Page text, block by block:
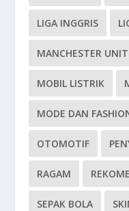
LIGA INGGRIS
MANCHESTER
MOBIL LISTRIK
MODE DAN
OTOMOTIF
RAGAM
SEPAK BOLA